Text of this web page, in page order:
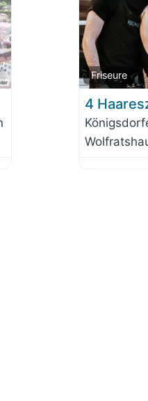
Favorit
Friseure
4